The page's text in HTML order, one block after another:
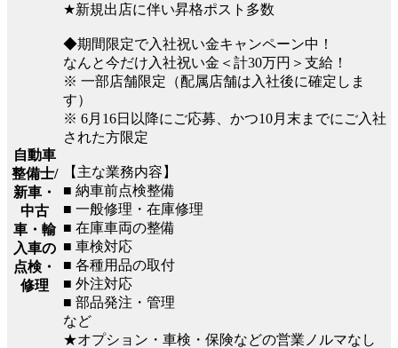
自動車
整備士/
新車・
中古
車・輸
入車の
点検・
修理
★新規出店に伴い昇格ポスト多数
◆期間限定で入社祝い金キャンペーン中！
なんと今だけ入社祝い金＜計30万円＞支給！
※ 一部店舗限定（配属店舗は入社後に確定しま
す）
※ 6月16日以降にご応募、かつ10月末までにご入社
された方限定
【主な業務内容】
■ 納車前点検整備
■ 一般修理・在庫修理
■ 在庫車両の整備
■ 車検対応
■ 各種用品の取付
■ 外注対応
■ 部品発注・管理
など
★オプション・車検・保険などの営業ノルマなし